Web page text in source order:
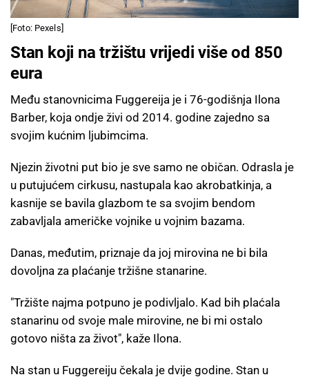
[Foto: Pexels]
Stan koji na tržištu vrijedi više od 850
eura
Među stanovnicima Fuggereija je i 76-godišnja Ilona
Barber, koja ondje živi od 2014. godine zajedno sa
svojim kućnim ljubimcima.
Njezin životni put bio je sve samo ne običan. Odrasla je
u putujućem cirkusu, nastupala kao akrobatkinja, a
kasnije se bavila glazbom te sa svojim bendom
zabavljala američke vojnike u vojnim bazama.
Danas, međutim, priznaje da joj mirovina ne bi bila
dovoljna za plaćanje tržišne stanarine.
"Tržište najma potpuno je podivljalo. Kad bih plaćala
stanarinu od svoje male mirovine, ne bi mi ostalo
gotovo ništa za život", kaže Ilona.
Na stan u Fuggereiju čekala je dvije godine. Stan u